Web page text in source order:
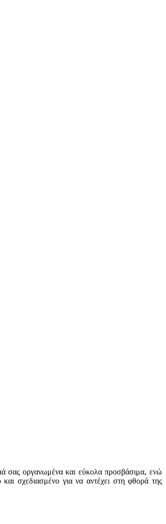
σας οργανωμένα και εύκολα προσβάσιμα, ενώ
σχεδιασμένο για να αντέχει στη φθορά της